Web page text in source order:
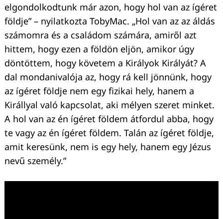
elgondolkodtunk már azon, hogy hol van az ígéret
földje” – nyilatkozta TobyMac. „Hol van az az áldás
számomra és a családom számára, amiről azt
hittem, hogy ezen a földön eljön, amikor úgy
döntöttem, hogy követem a Királyok Királyát? A
dal mondanivalója az, hogy rá kell jönnünk, hogy
az ígéret földje nem egy fizikai hely, hanem a
Királlyal való kapcsolat, aki mélyen szeret minket.
A hol van az én ígéret földem átfordul abba, hogy
te vagy az én ígéret földem. Talán az ígéret földje,
amit keresünk, nem is egy hely, hanem egy Jézus
nevű személy.”